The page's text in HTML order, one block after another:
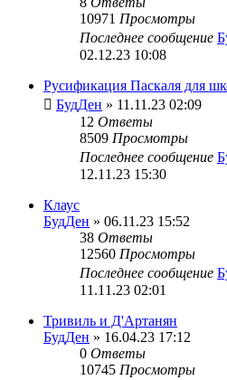
10971 Просмотры
Последнее сообщение
02.12.23 10:08
Русификация Паскаля для
БудДен » 11.11.23 02:09
12 Ответы
8509 Просмотры
Последнее сообщение
12.11.23 15:30
Клаус
БудДен » 06.11.23 15:52
38 Ответы
12560 Просмотры
Последнее сообщение
11.11.23 02:01
Тривиль и Д'Артанян
БудДен » 16.04.23 17:12
0 Ответы
10745 Просмотры